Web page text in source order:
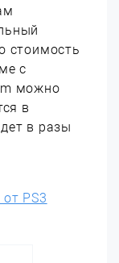
стоимость
с
можно
в
в разы
PS3